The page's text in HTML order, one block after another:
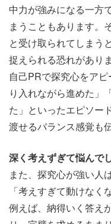
中力が強みになる一方
まうこともあります。
と受け取られてしまう
捉えられる恐れがありま
自己PRで探究心をア
り入れながら進めた」
た」といったエピソー
渡せるバランス感覚も
深く考えずぎて悩んで
また、探究心が強い人
「考えすぎて動けなく
例えば、納得いく答え